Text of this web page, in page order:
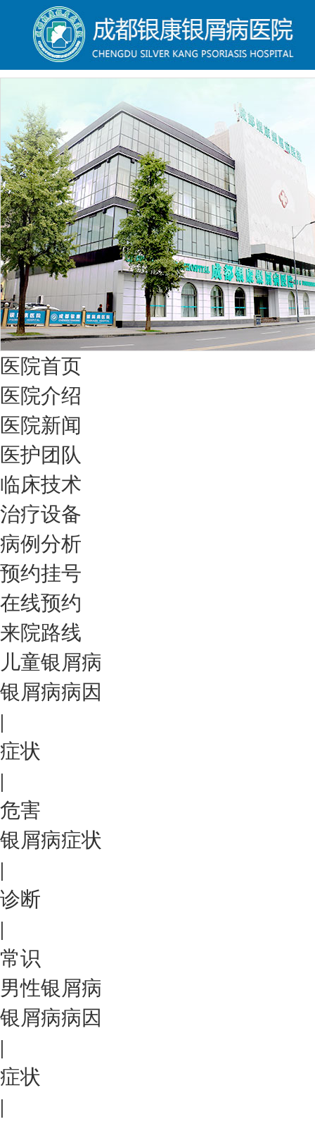
医院首页
医院介绍
医院新闻
医护团队
临床技术
治疗设备
病例分析
预约挂号
在线预约
来院路线
儿童银屑病
银屑病病因
|
症状
|
危害
银屑病症状
|
诊断
|
常识
男性银屑病
银屑病病因
|
症状
|